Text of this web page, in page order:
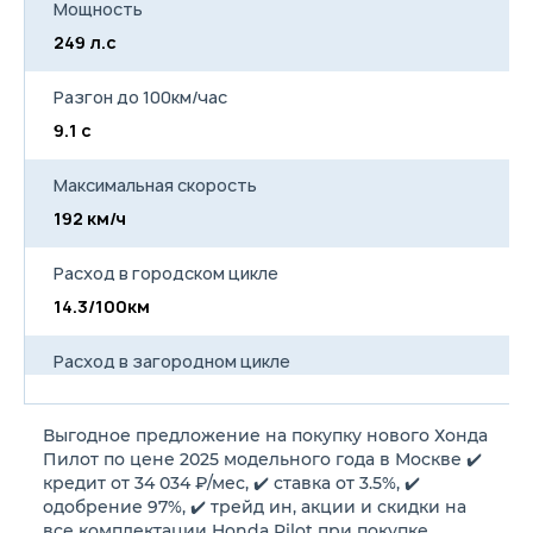
Мощность
249 л.с
Разгон до 100км/час
9.1 с
Максимальная скорость
192 км/ч
Расход в городском цикле
14.3/100км
Расход в загородном цикле
Расход в смешанном цикле
10.4/100км
Выгодное предложение на покупку нового Хонда
Пилот по цене 2025 модельного года в Москве ✔️
кредит от 34 034 ₽/мес, ✔️ ставка от 3.5%, ✔️
одобрение 97%, ✔️ трейд ин, акции и скидки на